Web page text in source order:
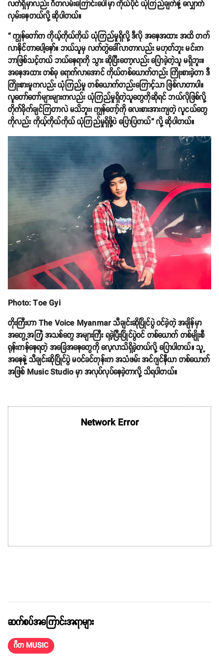
လက်ရှိမှာလည်း ဂီတလမ်းကြောင်းပေါ်မှာ ကိုယ်ပိုင် ယုံကြည်ချက်နဲ့ လျှောက်
လှမ်းနေတယ်လို့ ဆိုပါတယ်။
“ ကျွန်တော်က ကိုယ့်ကိုယ်ကိုယ် ယုံကြည်မှုရှိလို့ ဒီလို အနေအထား အထိ တက်
လာနိုင်တာပေါ့နော်။ ဘယ်သူမှ လက်တွဲခေါ်လာတာလည်း မဟုတ်ဘူး မင်းက
ဘာဖြစ်သင့်တယ် ဘယ်နေရာကို သွား ဆိုပြီးတော့လည်း ပြောခဲ့တဲ့သူ မရှိဘူး။
အနေအထား တစ်ခု ရောက်လာအောင် ကိုယ်တစ်ယောက်တည်း ကြိုးစားခဲ့တာ ဒီ
ကြိုးစားမှုကလည်း ယုံကြည်မှု တစ်ယောက်တည်းကြောင့်သာ ဖြစ်လာတာပါ။
လူတော်တော်များများကလည်း ယုံကြည်မှုရှိတဲ့သူတွေကိုဆိုရင် ဘယ်လိုဖြစ်လို့
တိုက်ခိုက်ချင်ကြတာလဲ မသိဘူး၊ ကျွန်တော့်ကို လေးစားအားကျတဲ့ လူငယ်တွေ
ကိုလည်း ကိုယ့်ကိုယ်ကိုယ် ယုံကြည်မှုရှိဖို့ပဲ ပြောပြတယ်” လို့ ဆိုပါတယ်။
Photo: Toe Gyi
တိုးကြီးဟာ The Voice Myanmar သီချင်းဆိုပြိုင်ပွဲ ဝင်ခဲ့တဲ့ အချိန်မှာ
အတွေ့အကြုံ အသစ်တွေ အများကြီး ရခဲ့ပြီးပြိုင်ပွဲဝင် တစ်ယောက် တစ်မျိုးစီ
ရုန်းကန်နေရတဲ့ အခြေအနေတွေကို လေ့လာသိရှိခဲ့တယ်လို့ ပြောပါတယ်။ သူ့
အနေနဲ့ သီချင်းဆိုပြိုင်ပွဲ မဝင်ခင်တုန်းက အသံဖမ်း အင်ဂျင်နီယာ တစ်ယောက်
အဖြစ် Music Studio မှာ အလုပ်လုပ်နေခဲ့တာလို့ သိရပါတယ်။
ဆက်စပ်အကြောင်းအရာများ
ဂီတ MUSIC